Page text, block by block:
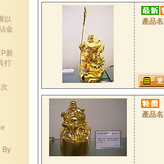
以
金
新
打
By
產品
產品